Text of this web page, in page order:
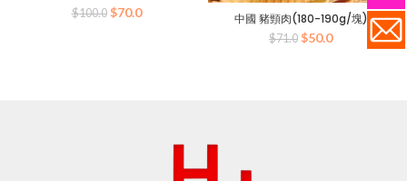
$100.0 原
$70.0目
中國 豬頸肉(180-190g/塊)
$71.0 原
$50.0目